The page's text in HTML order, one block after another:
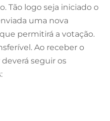
Tão logo seja iniciado o
uma nova
permitirá a votação.
Ao receber o
seguir os